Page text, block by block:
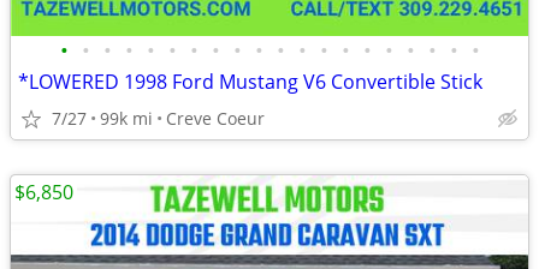
• • • • • • • • • • • • • • • • • • • •
*LOWERED 1998 Ford Mustang V6 Convertible Stick
7/27 99k mi Creve Coeur
$6,850